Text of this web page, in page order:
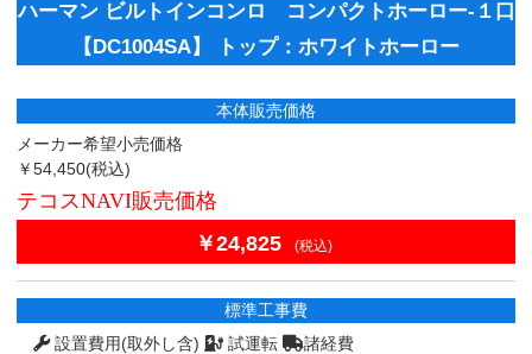
ハーマン ビルトインコンロ コンパクトホーロー-１口
【DC1004SA】 トップ：ホワイトホーロー
本体販売価格
メーカー希望小売価格
￥54,450(税込)
テコスNAVI販売価格
￥24,825
(税込)
標準工事費
設置費用(取外し含)
試運転 諸経費